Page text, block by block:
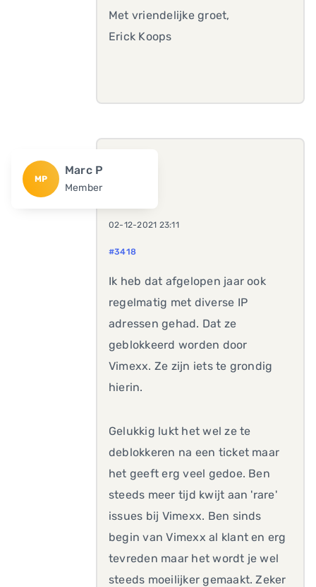
Met vriendelijke groet,
Erick Koops
MP
Marc P
Member
02-12-2021 23:11
#3418
Ik heb dat afgelopen jaar ook
regelmatig met diverse IP
adressen gehad. Dat ze
geblokkeerd worden door
Vimexx. Ze zijn iets te grondig
hierin.
Gelukkig lukt het wel ze te
deblokkeren na een ticket maar
het geeft erg veel gedoe. Ben
steeds meer tijd kwijt aan 'rare'
issues bij Vimexx. Ben sinds
begin van Vimexx al klant en erg
tevreden maar het wordt je wel
steeds moeilijker gemaakt. Zeker